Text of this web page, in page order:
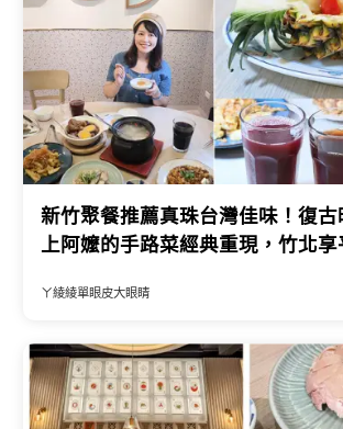
新竹聚餐推薦真珠台灣佳味！復古
上阿嬤的手路菜經典重現，竹北
ㄚ綾綾單眼皮大眼睛